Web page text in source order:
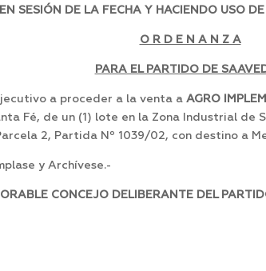
SESIÓN DE LA FECHA Y HACIENDO USO
O R D E N A N Z A
PARA EL PARTIDO DE
a proceder a la venta aAGRO
Fé, de un (1) lote en la Zona Industrial
2, Partida Nº 1039/02, con destino a
y Archívese.-
CONCEJO DELIBERANTE DEL